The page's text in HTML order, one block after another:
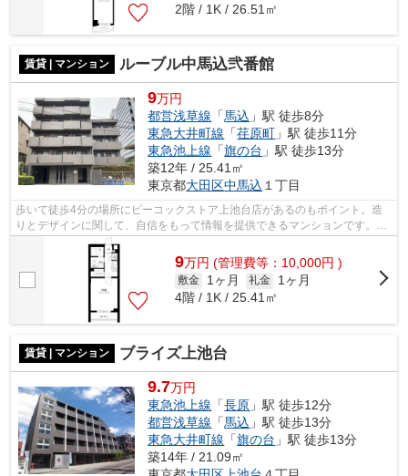
2階 / 1K / 26.51㎡
賃貸 | マンション ルーブル中馬込弐番館
9万円
都営浅草線 「馬込 」駅 徒歩8分
東急大井町線 「荏原町 」駅 徒歩11分
東急池上線 「旗の台 」駅 徒歩13分
築12年 / 25.41㎡
東京都大田区中馬込 １丁目
歩いて徒歩4分の場所にピーコックストア上池台店があるのもポイント。造
りとデザインに関して、自信をもって情報を提供できるマンションです。初
期費用はカードで決済いただけます。駅...
9万円 (管理費等：10,000円 )
敷金 1ヶ月 礼金
1ヶ月
4階 / 1K / 25.41㎡
賃貸 | マンション ブライズ上池台
9.7万円
東急池上線 「長原 」駅 徒歩12分
都営浅草線 「馬込 」駅 徒歩13分
東急大井町線 「旗の台 」駅 徒歩13分
築14年 / 21.09㎡